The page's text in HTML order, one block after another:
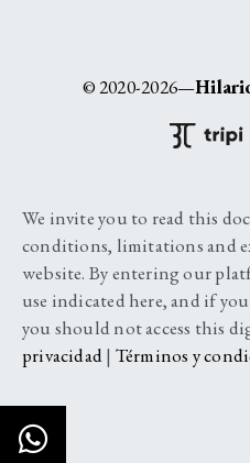
© 2020-2026—
We invite you to read this
conditions, limitations and
website. By entering our
use indicated here, and if
you should not access this
privacidad| Términos y